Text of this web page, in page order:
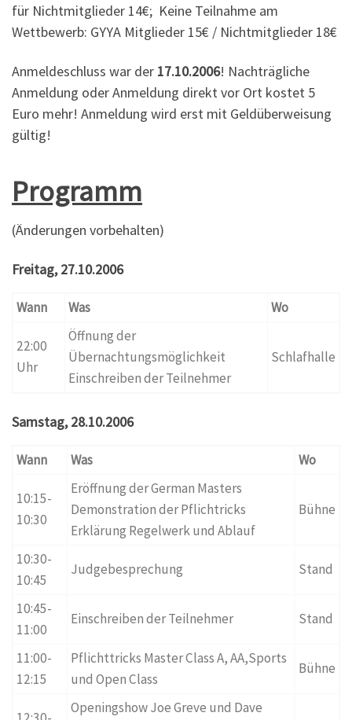
für Nichtmitglieder 14€; Keine Teilnahme am
Wettbewerb: GYYA Mitglieder 15€ / Nichtmitglieder 18€
Anmeldeschluss war der 17.10.2006! Nachträgliche
Anmeldung oder Anmeldung direkt vor Ort kostet 5
Euro mehr! Anmeldung wird erst mit Geldüberweisung
gültig!
Programm
(Änderungen vorbehalten)
Freitag, 27.10.2006
Wann Was Wo
22:00
Uhr
Öffnung der
Übernachtungsmöglichkeit
Einschreiben der Teilnehmer
Schlafhalle
Samstag, 28.10.2006
Wann Was Wo
10:15-
10:30
Eröffnung der German Masters
Demonstration der Pflichtricks
Erklärung Regelwerk und Ablauf
Bühne
10:30-
10:45
Judgebesprechung Stand
10:45-
11:00
Einschreiben der Teilnehmer Stand
11:00-
12:15
Pflichttricks Master Class A, AA,Sports
und Open Class
Bühne
Openingshow Joe Greve und Dave